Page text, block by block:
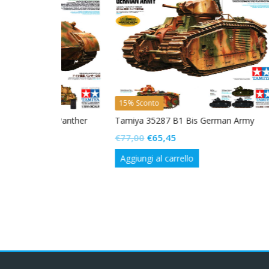
15% Sconto
Tamiya 35287 B1 Bis German Army
prezzo
originale
65,45Il
prezzo
attuale
Aggiungi al carrello
15%